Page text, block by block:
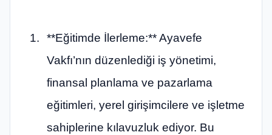
**Eğitimde İlerleme:** Ayavefe
Vakfı’nın düzenlediği iş yönetimi,
finansal planlama ve pazarlama
eğitimleri, yerel girişimcilere ve işletme
sahiplerine kılavuzluk ediyor. Bu